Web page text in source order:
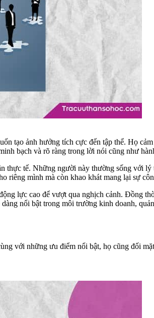
tạo ảnh hưởng tích cực đến tập thể. Họ
bạch và rõ ràng trong lời nói cũng như
thực tế. Những người này thường sống với
riêng mình mà còn khao khát mang lại sự
lực cao để vượt qua nghịch cảnh. Đồng
nổi bật trong môi trường kinh doanh,
với những ưu điểm nổi bật, họ cũng đối